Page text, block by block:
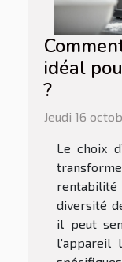
idéal
?
Jeudi 16
Le choix
rentabilité
diversité
il peut
l’appareil